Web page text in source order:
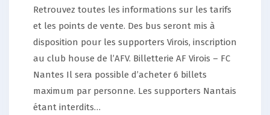
Retrouvez toutes les informations sur les tarifs
et les points de vente. Des bus seront mis à
disposition pour les supporters Virois, inscription
au club house de l’AFV. Billetterie AF Virois – FC
Nantes Il sera possible d’acheter 6 billets
maximum par personne. Les supporters Nantais
étant interdits…